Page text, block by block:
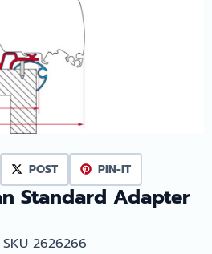
POST PIN-IT
Standard Adapter
2626266